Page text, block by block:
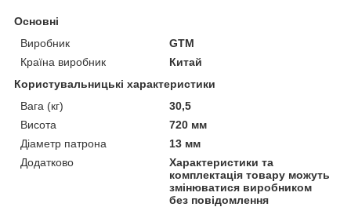
Основні
Виробник
GTM
Країна виробник
Китай
Користувальницькі характеристики
Вага (кг)
30,5
Висота
720 мм
Діаметр патрона
13 мм
Додатково
Характеристики та
комплектація товару можуть
змінюватися виробником
без повідомлення